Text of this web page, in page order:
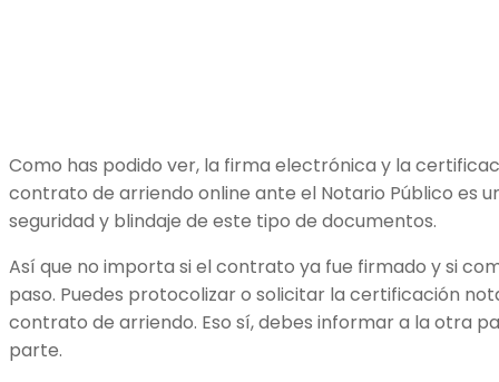
Como has podido ver, la firma electrónica y la
contrato de arriendo online ante el Notario Público es
seguridad y blindaje de este tipo de documentos.
Así que no importa si el contrato ya fue firmado y si
paso. Puedes protocolizar o solicitar la certificación
contrato de arriendo. Eso sí, debes informar a la otra
parte.